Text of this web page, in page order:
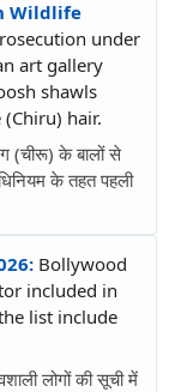
Wildlife
under
art gallery
shawls
hair.
(चीरू) के बालों से
के तहत पहली
Bollywood
included in
list include
लोगों की सूची में